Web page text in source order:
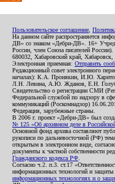
Пользовательское соглашение
На данном сайте распространяется
ДВ» со знаком «Дебри-ДВ». 16+
России, член Союза писателей
680032, Хабаровский край,
Электронная приемная: Отправить
Редакционный совет электронного
началах): К.А. Пронякин, И.Ю.
Л.Н. Левина, А.Ю. Жданов, Е.Н.
Свидетельство о регистрации СМИ
Федеральной службой по надзору в
коммуникаций (Роскомнадзор)
Федерация, зарубежные страны.
В 2006 г. проект «Дебри-ДВ» был
№ 125 «Об архивном деле в
Основной фонд архива составляют
рукописи по дальневосточной (РФ)
открытым в электронном виде,
документы к частной собственности
Гражданского кодекса РФ
Согласно ч.2. п.3. ст.17
информационных технологий и
информационных технологиях и о